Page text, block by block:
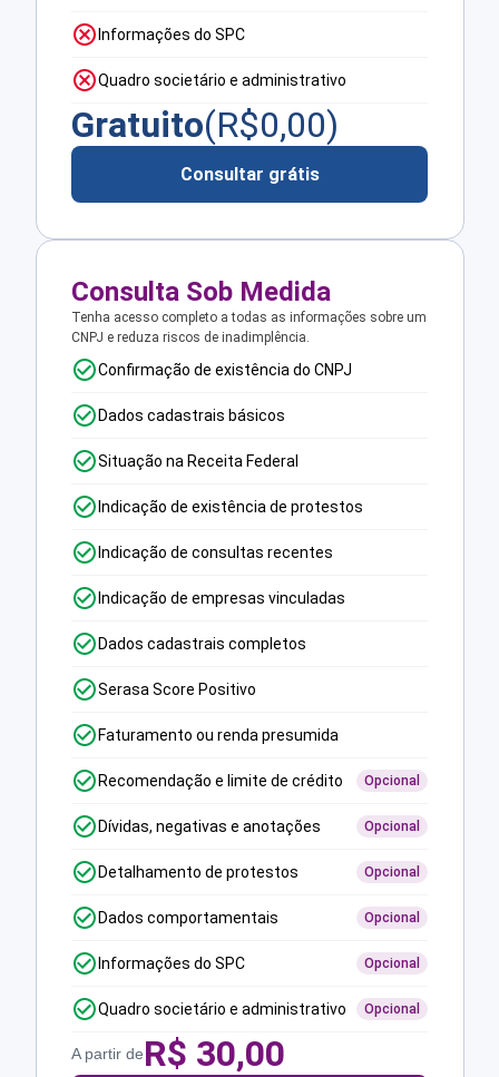
Informações do SPC
Quadro societário e administrativo
Gratuito(R$0,00)
Consultar grátis
Consulta Sob Medida
Tenha acesso completo a todas as informações sobre um
CNPJ e reduza riscos de inadimplência.
Confirmação de existência do CNPJ
Dados cadastrais básicos
Situação na Receita Federal
Indicação de existência de protestos
Indicação de consultas recentes
Indicação de empresas vinculadas
Dados cadastrais completos
Serasa Score Positivo
Faturamento ou renda presumida
Recomendação e limite de crédito Opcional
Dívidas, negativas e anotações Opcional
Detalhamento de protestos Opcional
Dados comportamentais Opcional
Informações do SPC Opcional
Quadro societário e administrativo Opcional
A partir deR$ 30,00